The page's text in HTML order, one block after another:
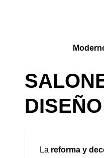
DISEÑO
La reforma y